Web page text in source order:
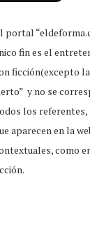
portal
fin es el
ficción(excepto
y no se
los
aparecen en la
como